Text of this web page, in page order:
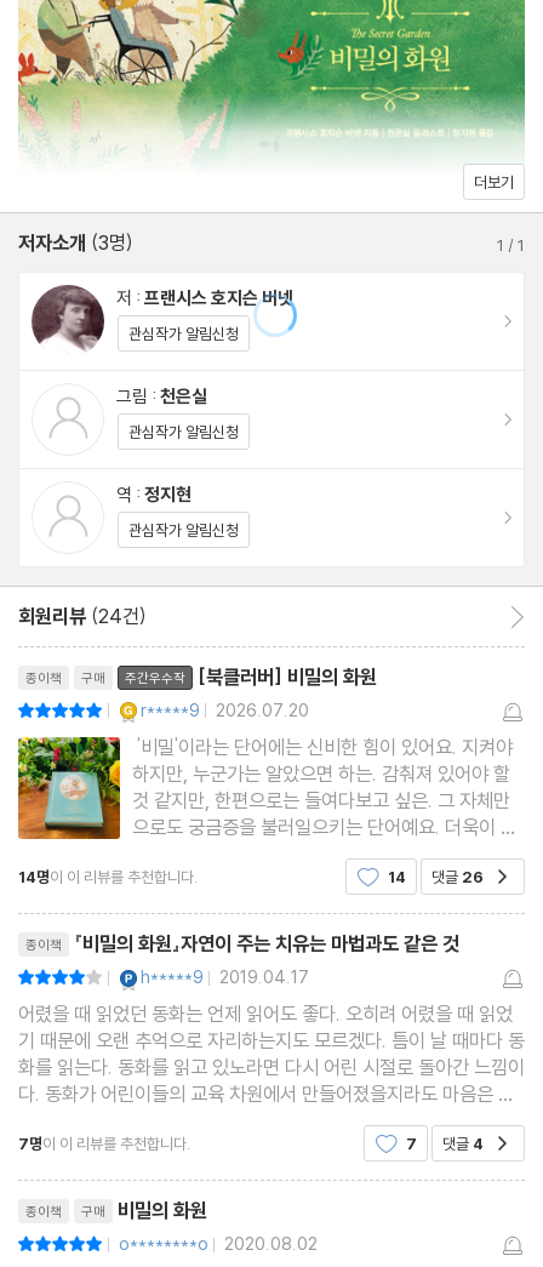
16 “난 그렇게 못 해!” …250
17 성깔 부리기 …263
18 “꾸물거릴 시간 읎어!” …276
19 “봄이 왔어!” …290
21 벤 할아버지 …327
22 해가 질 때 …346
23 마법이 시작되다 …356
24 연극 놀이 …377
25 젖혀진 커튼 …395
26 “엄니가 오셨어!” …408
27 비밀의 뜰에서 …423
더보기
저자소개 (3명) 1 /1
저 : 프랜시스 호지슨 버넷
관심작가 알림신청
그림 : 천은실
관심작가 알림신청
역 : 정지현
관심작가 알림신청
회원리뷰 (24건)
종이책 구매 주간우수작 [북클러버] 비밀의 화원
| r*****9 | 2026.07.20
'비밀'이라는 단어에는 신비한 힘이 있어요. 지켜야
하지만, 누군가는 알았으면 하는. 감춰져 있어야 할
것 같지만, 한편으로는 들여다보고 싶은. 그 자체만
으로도 궁금증을 불러일으키는 단어예요. 더욱이 화
원이라니. 계절마다 피고 지는 꽃들이 반겨줄 것 같
은 그곳은 왜 비밀스러운 공간이 되었을까요. 그곳에
촌 메리와 콜린
14명이 이 리뷰를 추천합니다. 14 댓글 26
종이책 『비밀의 화원』자연이 주는 치유는 마법과도 같은 것
| h*****9 | 2019.04.17
어렸을 때 읽었던 동화는 언제 읽어도 좋다. 오히려 어렸을 때 읽었
기 때문에 오랜 추억으로 자리하는지도 모르겠다. 틈이 날 때마다 동
화를 읽는다. 동화를 읽고 있노라면 다시 어린 시절로 돌아간 느낌이
다. 동화가 어린이들의 교육 차원에서 만들어졌을지라도 마음은 푸
근해지고 온화해지는 것을 느낀다. 오래전에 『비밀의 화원』 원작
영화를 본적이 있었다. 그 영화에서 어린 시
7명이 이 리뷰를 추천합니다. 7 댓글 4
종이책 구매 비밀의 화원
| o********o | 2020.08.02